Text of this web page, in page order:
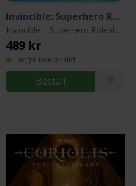
Invincible: Superhero Roleplaying Core Rules
Invincible – Superhero Roleplaying
489 kr
Längre leveranstid
Beställ